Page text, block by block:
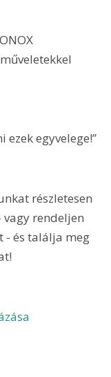
ezek egyvelege!”
rendeljen
- és találja meg